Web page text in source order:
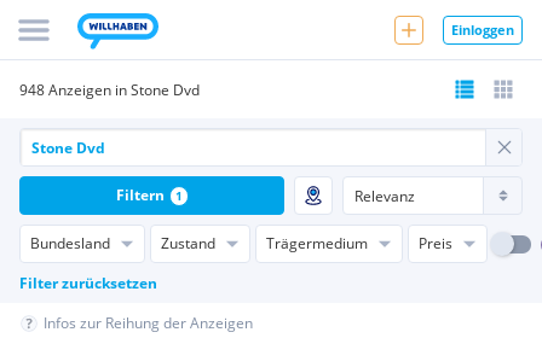
Einloggen
948 Anzeigen in Stone Dvd
Bundesland Zustand Trägermedium
Preis
Filter zurücksetzen
Filtern 1
Infos zur Reihung der Anzeigen